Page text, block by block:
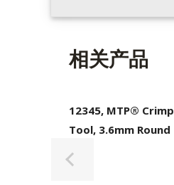
相关产品
12345, MTP® Crimp
Tool, 3.6mm Round